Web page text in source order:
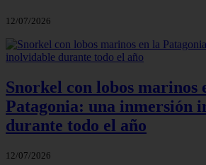
12/07/2026
Snorkel con lobos marinos
Patagonia: una inmersión
durante todo el año
12/07/2026